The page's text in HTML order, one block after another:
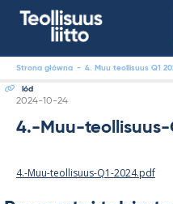
Strona główna - 4. Muu teollisuus Q1
lód
Kirjoitettu
2024-10-24
4.-Muu-
4.-Muu-teollisuus-Q1-2024.pdf